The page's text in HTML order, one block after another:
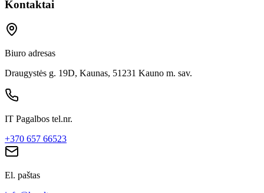
Kontaktai
Biuro adresas
Draugystės g. 19D, Kaunas, 51231 Kauno m. sav.
IT Pagalbos tel.nr.
+370 657 66523
El. paštas